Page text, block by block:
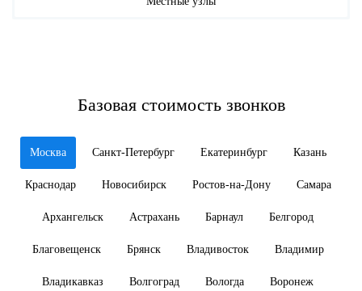
Базовая стоимость звонков
Москва Санкт-Петербург Екатеринбург Казань
Краснодар Новосибирск Ростов-на-Дону Самара
Архангельск Астрахань Барнаул Белгород
Благовещенск Брянск Владивосток Владимир
Владикавказ Волгоград Вологда Воронеж